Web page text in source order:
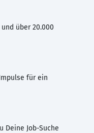
über 20.000
für ein
Deine Job-Suche